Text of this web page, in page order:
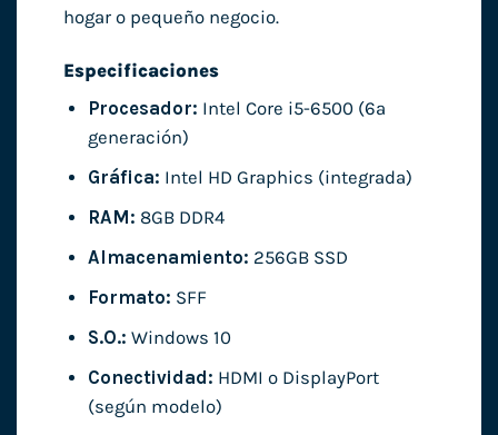
hogar o pequeño negocio.
Especificaciones
Procesador: Intel Core i5-6500 (6ª
generación)
Gráfica: Intel HD Graphics (integrada)
RAM: 8GB DDR4
Almacenamiento: 256GB SSD
Formato: SFF
S.O.: Windows 10
Conectividad: HDMI o DisplayPort
(según modelo)